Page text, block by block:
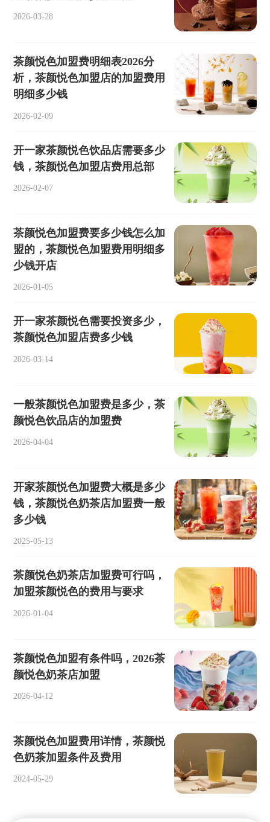
2026-03-28
茶颜悦色加盟费明细表2026分
析，茶颜悦色加盟店的加盟费用
明细多少钱
2026-02-09
开一家茶颜悦色饮品店需要多少
钱，茶颜悦色加盟店费用总部
2026-02-07
茶颜悦色加盟费要多少钱怎么加
盟的，茶颜悦色加盟费用明细多
少钱开店
2026-01-05
开一家茶颜悦色需要投资多少，
茶颜悦色加盟店费多少钱
2026-03-14
一般茶颜悦色加盟费是多少，茶
颜悦色饮品店的加盟费
2026-04-04
开家茶颜悦色加盟费大概是多少
钱，茶颜悦色奶茶店加盟费一般
多少钱
2025-05-13
茶颜悦色奶茶店加盟费可行吗，
加盟茶颜悦色的费用与要求
2026-01-04
茶颜悦色加盟有条件吗，2026茶
颜悦色奶茶店加盟
2026-04-12
茶颜悦色加盟费用详情，茶颜悦
色奶茶加盟条件及费用
2024-05-29